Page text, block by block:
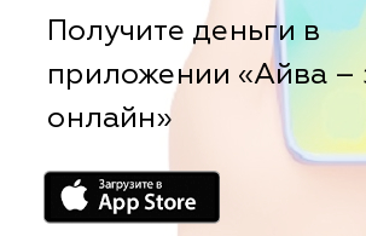
Получите деньги в
приложении «Айва –
онлайн»